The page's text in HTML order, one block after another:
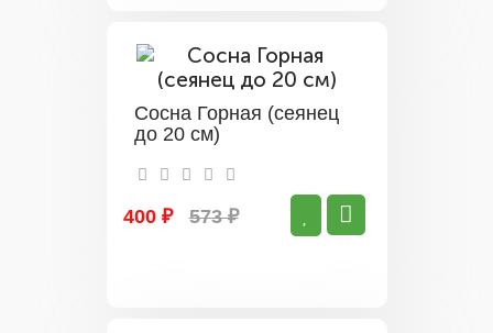
Сосна Горная (сеянец
до 20 см)
400 ₽ 573 ₽